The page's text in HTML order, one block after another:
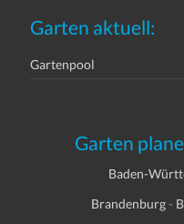
Garten aktuell:
Gartenpool
Garten
Baden-
Brandenburg-